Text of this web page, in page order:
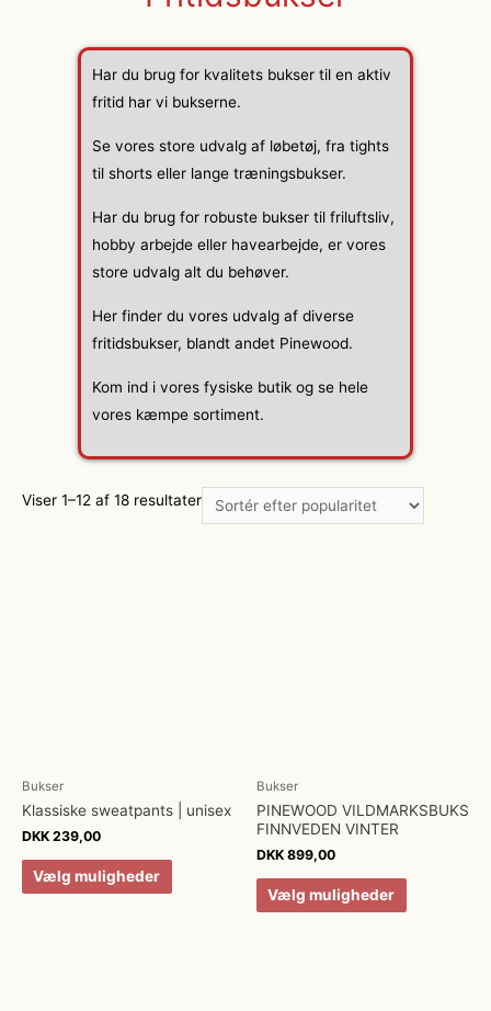
Har du brug for kvalitets bukser til en aktiv
fritid har vi bukserne.
Se vores store udvalg af løbetøj, fra tights
til shorts eller lange træningsbukser.
Har du brug for robuste bukser til friluftsliv,
hobby arbejde eller havearbejde, er vores
store udvalg alt du behøver.
Her finder du vores udvalg af diverse
fritidsbukser, blandt andet Pinewood.
Kom ind i vores fysiske butik og se hele
vores kæmpe sortiment.
Viser 1–12 af 18 resultater
Bukser
Klassiske sweatpants | unisex
DKK 239,00
Vælg muligheder
Bukser
PINEWOOD VILDMARKSBUKS
FINNVEDEN VINTER
DKK 899,00
Vælg muligheder